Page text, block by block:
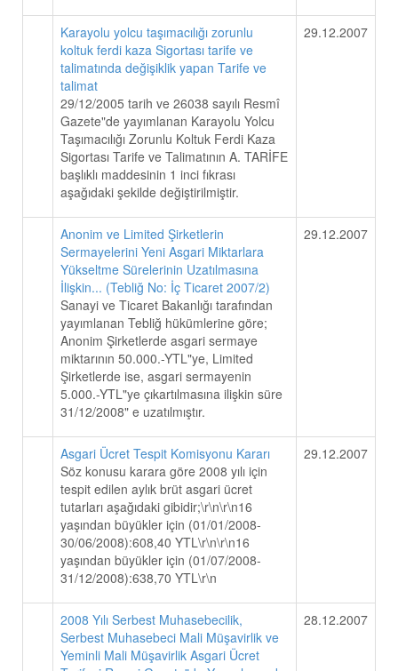
Karayolu yolcu taşımacılığı zorunlu
koltuk ferdi kaza Sigortası tarife ve
talimatında değişiklik yapan Tarife ve
talimat
29/12/2005 tarih ve 26038 sayılı Resmî
Gazete"de yayımlanan Karayolu Yolcu
Taşımacılığı Zorunlu Koltuk Ferdi Kaza
Sigortası Tarife ve Talimatının A. TARİFE
başlıklı maddesinin 1 inci fıkrası
aşağıdaki şekilde değiştirilmiştir.
29.12.2007
Anonim ve Limited Şirketlerin
Sermayelerini Yeni Asgari Miktarlara
Yükseltme Sürelerinin Uzatılmasına
İlişkin... (Tebliğ No: İç Ticaret 2007/2)
Sanayi ve Ticaret Bakanlığı tarafından
yayımlanan Tebliğ hükümlerine göre;
Anonim Şirketlerde asgari sermaye
miktarının 50.000.-YTL"ye, Limited
Şirketlerde ise, asgari sermayenin
5.000.-YTL"ye çıkartılmasına ilişkin süre
31/12/2008" e uzatılmıştır.
29.12.2007
Asgari Ücret Tespit Komisyonu Kararı
Söz konusu karara göre 2008 yılı için
tespit edilen aylık brüt asgari ücret
tutarları aşağıdaki gibidir;\r\n\r\n16
yaşından büyükler için (01/01/2008-
30/06/2008):608,40 YTL\r\n\r\n16
yaşından büyükler için (01/07/2008-
31/12/2008):638,70 YTL\r\n
29.12.2007
2008 Yılı Serbest Muhasebecilik,
Serbest Muhasebeci Mali Müşavirlik ve
Yeminli Mali Müşavirlik Asgari Ücret
28.12.2007